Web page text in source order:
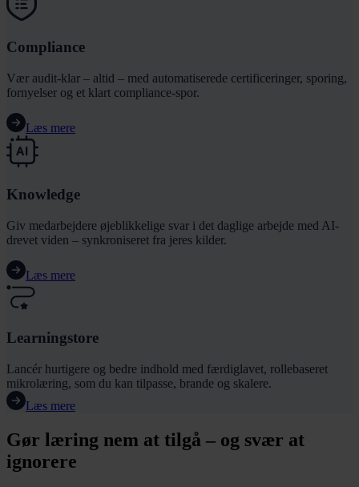
Compliance
Vær audit-klar – altid – med automatiserede certificeringer, sporing,
fornyelser og et klart compliance-spor.
Læs mere
Knowledge
Giv medarbejdere øjeblikkelige svar i det daglige arbejde med AI-
drevet viden – synkroniseret fra jeres kilder.
Læs mere
Learningstore
Lancér hurtigere og bedre indhold med færdiglavet, rollebaseret
mikrolæring, som du kan tilpasse, brande og skalere.
Læs mere
Gør læring nem at tilgå – og svær at
ignorere